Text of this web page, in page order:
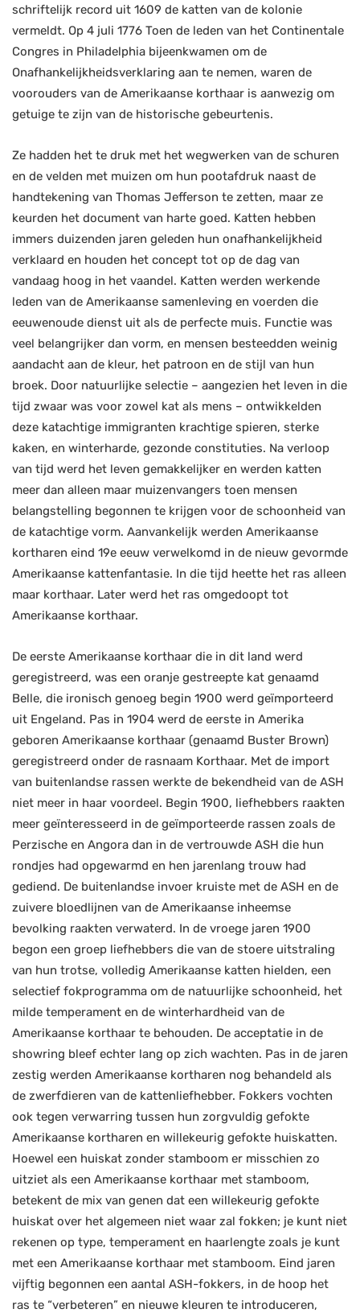
schriftelijk record uit 1609 de katten van de kolonie
vermeldt. Op 4 juli 1776 Toen de leden van het Continentale
Congres in Philadelphia bijeenkwamen om de
Onafhankelijkheidsverklaring aan te nemen, waren de
voorouders van de Amerikaanse korthaar is aanwezig om
getuige te zijn van de historische gebeurtenis.
Ze hadden het te druk met het wegwerken van de schuren
en de velden met muizen om hun pootafdruk naast de
handtekening van Thomas Jefferson te zetten, maar ze
keurden het document van harte goed. Katten hebben
immers duizenden jaren geleden hun onafhankelijkheid
verklaard en houden het concept tot op de dag van
vandaag hoog in het vaandel. Katten werden werkende
leden van de Amerikaanse samenleving en voerden die
eeuwenoude dienst uit als de perfecte muis. Functie was
veel belangrijker dan vorm, en mensen besteedden weinig
aandacht aan de kleur, het patroon en de stijl van hun
broek. Door natuurlijke selectie – aangezien het leven in die
tijd zwaar was voor zowel kat als mens – ontwikkelden
deze katachtige immigranten krachtige spieren, sterke
kaken, en winterharde, gezonde constituties. Na verloop
van tijd werd het leven gemakkelijker en werden katten
meer dan alleen maar muizenvangers toen mensen
belangstelling begonnen te krijgen voor de schoonheid van
de katachtige vorm. Aanvankelijk werden Amerikaanse
kortharen eind 19e eeuw verwelkomd in de nieuw gevormde
Amerikaanse kattenfantasie. In die tijd heette het ras alleen
maar korthaar. Later werd het ras omgedoopt tot
Amerikaanse korthaar.
De eerste Amerikaanse korthaar die in dit land werd
geregistreerd, was een oranje gestreepte kat genaamd
Belle, die ironisch genoeg begin 1900 werd geïmporteerd
uit Engeland. Pas in 1904 werd de eerste in Amerika
geboren Amerikaanse korthaar (genaamd Buster Brown)
geregistreerd onder de rasnaam Korthaar. Met de import
van buitenlandse rassen werkte de bekendheid van de ASH
niet meer in haar voordeel. Begin 1900, liefhebbers raakten
meer geïnteresseerd in de geïmporteerde rassen zoals de
Perzische en Angora dan in de vertrouwde ASH die hun
rondjes had opgewarmd en hen jarenlang trouw had
gediend. De buitenlandse invoer kruiste met de ASH en de
zuivere bloedlijnen van de Amerikaanse inheemse
bevolking raakten verwaterd. In de vroege jaren 1900
begon een groep liefhebbers die van de stoere uitstraling
van hun trotse, volledig Amerikaanse katten hielden, een
selectief fokprogramma om de natuurlijke schoonheid, het
milde temperament en de winterhardheid van de
Amerikaanse korthaar te behouden. De acceptatie in de
showring bleef echter lang op zich wachten. Pas in de jaren
zestig werden Amerikaanse kortharen nog behandeld als
de zwerfdieren van de kattenliefhebber. Fokkers vochten
ook tegen verwarring tussen hun zorgvuldig gefokte
Amerikaanse kortharen en willekeurig gefokte huiskatten.
Hoewel een huiskat zonder stamboom er misschien zo
uitziet als een Amerikaanse korthaar met stamboom,
betekent de mix van genen dat een willekeurig gefokte
huiskat over het algemeen niet waar zal fokken; je kunt niet
rekenen op type, temperament en haarlengte zoals je kunt
met een Amerikaanse korthaar met stamboom. Eind jaren
vijftig begonnen een aantal ASH-fokkers, in de hoop het
ras te “verbeteren” en nieuwe kleuren te introduceren,